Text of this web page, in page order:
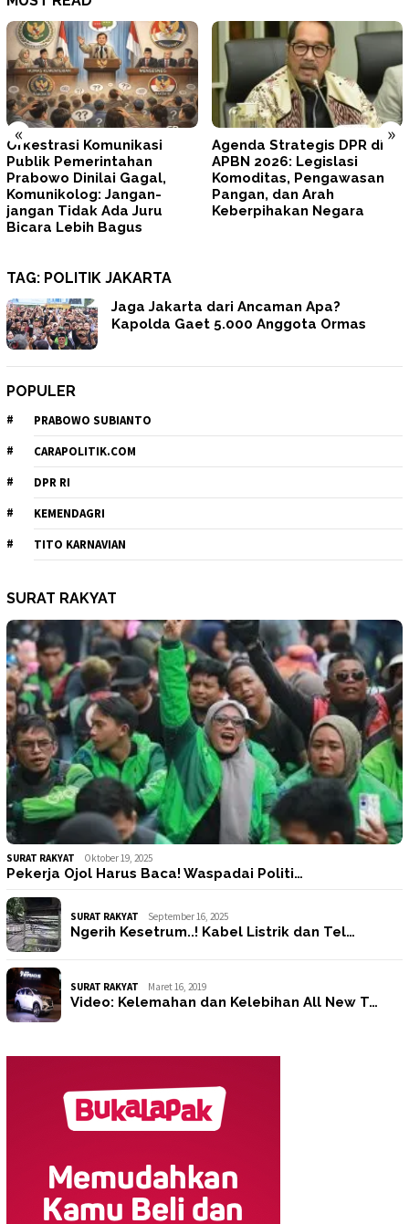
« »
Agenda Strategis DPR di
APBN 2026: Legislasi
Komoditas, Pengawasan
Pangan, dan Arah
Keberpihakan Negara
Tegas! Prabowo Minta
TNI–Polri Memperbaiki Diri
dan Mengunci
Profesionalisme
TAG: POLITIK JAKARTA
Jaga Jakarta dari Ancaman Apa?
Kapolda Gaet 5.000 Anggota Ormas
POPULER
PRABOWO SUBIANTO
CARAPOLITIK.COM
DPR RI
KEMENDAGRI
TITO KARNAVIAN
SURAT RAKYAT
SURAT RAKYAT Oktober 19, 2025
Pekerja Ojol Harus Baca! Waspadai Politi…
SURAT RAKYAT September 16, 2025
Ngerih Kesetrum..! Kabel Listrik dan Tel…
SURAT RAKYAT Maret 16, 2019
Video: Kelemahan dan Kelebihan All New T…